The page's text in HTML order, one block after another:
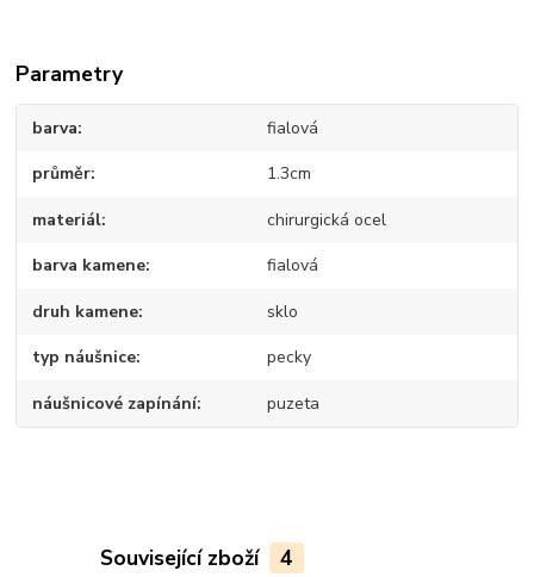
Parametry
barva fialová
průměr 1.3cm
materiál chirurgická ocel
barva kamene fialová
druh kamene sklo
typ náušnice pecky
náušnicové zapínání puzeta
Související zboží 4